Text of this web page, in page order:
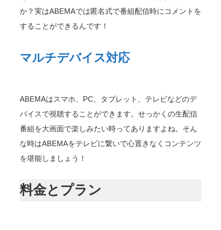
か？実はABEMAでは匿名式で番組配信時にコメントを
することができるんです！
マルチデバイス対応
ABEMAはスマホ、PC、タブレット、テレビなどのデ
バイスで視聴することができます。せっかくの生配信
番組を大画面で楽しみたい時ってありますよね。そん
な時はABEMAをテレビに繋いで心置きなくコンテンツ
を堪能しましょう！
料金とプラン